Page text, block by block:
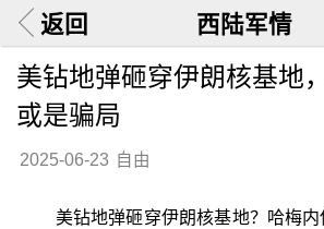
返回 西陆军情
美钻地弹砸穿伊朗核基地
或是骗局
2025-06-23 自由
美钻地弹砸穿伊朗核基地？哈梅内